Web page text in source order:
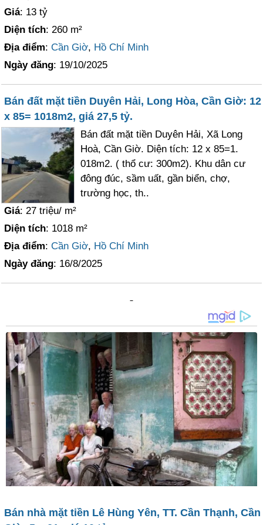
Giá: 13 tỷ
Diện tích: 260 m²
Địa điểm:Cần Giờ, Hồ Chí Minh
Ngày đăng: 19/10/2025
Bán đất mặt tiền Duyên Hải, Long Hòa, Cần Giờ: 12
x 85= 1018m2, giá 27,5 tỷ.
Bán đất mặt tiền Duyên Hải, Xã Long
Hoà, Cần Giờ. Diện tích: 12 x 85=1.
018m2. ( thổ cư: 300m2). Khu dân cư
đông đúc, sầm uất, gần biển, chợ,
trường học, th..
Giá: 27 triệu/ m²
Diện tích: 1018 m²
Địa điểm:Cần Giờ, Hồ Chí Minh
Ngày đăng: 16/8/2025
Bán nhà mặt tiền Lê Hùng Yên, TT. Cần Thạnh, Cần